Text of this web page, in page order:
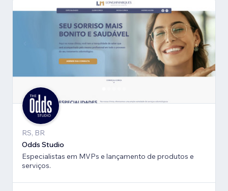
RS, BR
Odds Studio
Especialistas em MVPs e lançamento de produtos e
serviços.